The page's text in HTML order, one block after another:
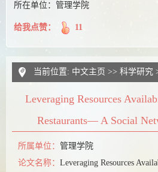
所在单位：管理学院
给我点赞： 11
当前位置: 中文主页 >> 科学研究
Leveraging Resources
Restaurants— A Social
所属单位： 管理学院
论文名称： Leveraging Resources